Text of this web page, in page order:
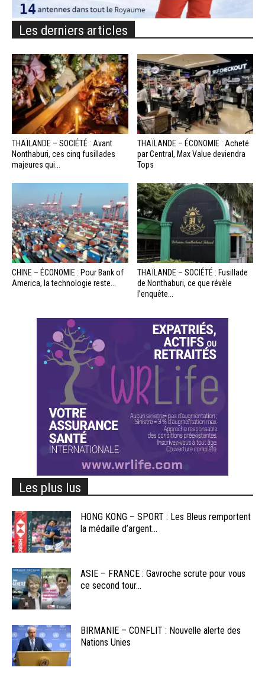
Les derniers articles
THAÏLANDE – SOCIÉTÉ : Avant
Nonthaburi, ces cinq fusillades
majeures qui...
THAÏLANDE – ÉCONOMIE : Acheté
par Central, Max Value deviendra
Tops
CHINE – ÉCONOMIE : Pour Bank of
America, la technologie reste...
THAÏLANDE – SOCIÉTÉ : Fusillade
de Nonthaburi, ce que révèle
l’enquête...
Les plus lus
HONG KONG – SPORT : Les Bleus remportent
la médaille d’argent...
ASIE – FRANCE : Gavroche scrute pour vous
ce second tour...
BIRMANIE – CONFLIT : Nouvelle alerte des
Nations Unies